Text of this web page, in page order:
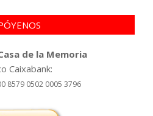
de la Memoria
Caixabank:
8579 0502 0005 3796